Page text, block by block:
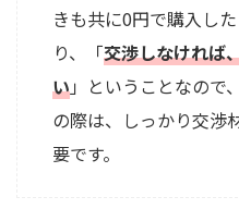
きも共に0円で購入し
り、「交渉しなければ
い」ということなので
の際は、しっかり交渉
要です。